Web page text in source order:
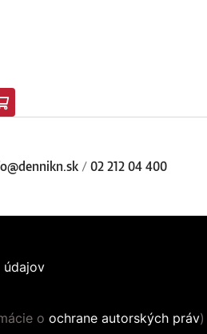
/02 212 04 400
údajov
o ochrane autorských práv)